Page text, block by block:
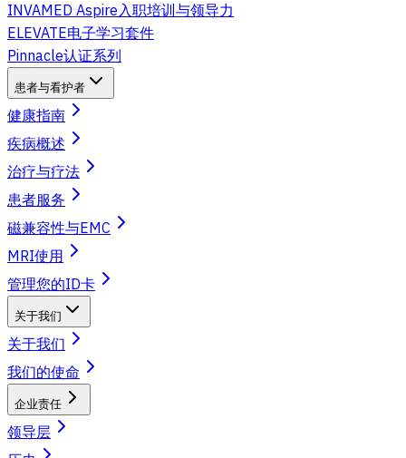
INVAMED Aspire入职培训与领导力
ELEVATE电子学习套件
Pinnacle认证系列
患者与看护者
健康指南
疾病概述
治疗与疗法
患者服务
磁兼容性与EMC
MRI使用
管理您的ID卡
关于我们
关于我们
我们的使命
企业责任
领导层